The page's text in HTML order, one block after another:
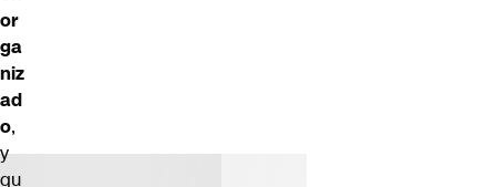
or
ga
niz
ad
o,
y
qu